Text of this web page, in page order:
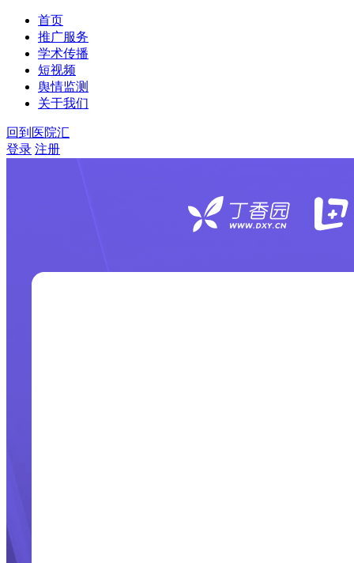
首页
推广服务
学术传播
短视频
舆情监测
关于我们
回到医院汇
登录 注册